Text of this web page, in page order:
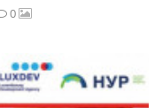
0